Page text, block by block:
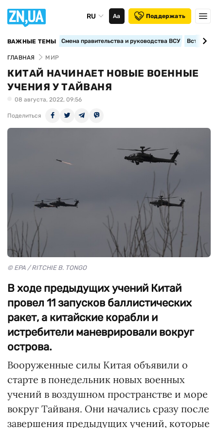
RU Аа Поддержать
ВАЖНЫЕ ТЕМЫ Смена правительства и руководства ВСУ
ГЛАВНАЯ МИР
КИТАЙ НАЧИНАЕТ НОВЫЕ ВОЕННЫЕ
УЧЕНИЯ У ТАЙВАНЯ
08 августа, 2022, 09:56
Поделиться
© EPA / RITCHIE B. TONGO
В ходе предыдущих учений Китай
провел 11 запусков баллистических
ракет, а китайские корабли и
истребители маневрировали вокруг
острова.
Вооруженные силы Китая объявили о
старте в понедельник новых военных
учений в воздушном пространстве и море
вокруг Тайваня. Они начались сразу после
завершения предыдущих учений, которые